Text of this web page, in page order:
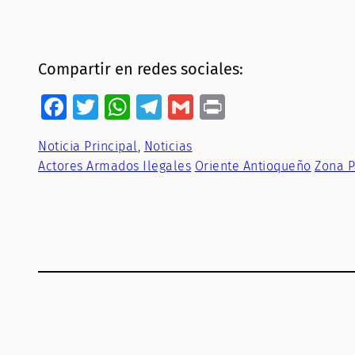
Compartir en redes sociales:
Facebook
Twitter
WhatsApp
Telegram
Gmail
Noticia Principal, Noticias
Actores Armados Ilegales Oriente Antioqueño Zona